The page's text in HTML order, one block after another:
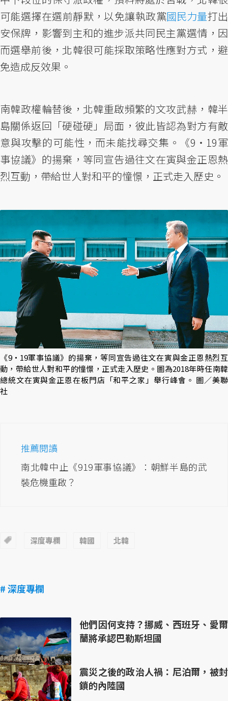
可能選擇在選前靜默，以免讓執政黨國民力量打出
安保牌，影響到主和的進步派共同民主黨選情，因
而選舉前後，北韓很可能採取策略性應對方式，避
免造成反效果。
南韓政權輪替後，北韓重啟頻繁的文攻武赫，韓半
島關係返回「硬碰硬」局面，彼此皆認為對方有敵
意與攻擊的可能性，而未能找尋交集。《9‧19軍
事協議》的揚棄，等同宣告過往文在寅與金正恩熱
烈互動，帶給世人對和平的憧憬，正式走入歷史。
《9‧19軍事協議》的揚棄，等同宣告過往文在寅與金正恩熱烈互
動，帶給世人對和平的憧憬，正式走入歷史。圖為2018年時任南韓
總統文在寅與金正恩在板門店「和平之家」舉行峰會。 圖／美聯
社
推薦閱讀
南北韓中止《919軍事協議》：朝鮮半島的武
裝危機重啟？
深度專欄 韓國 北韓
# 深度專欄
他們因何支持？挪威、西班牙、愛爾
蘭將承認巴勒斯坦國
震災之後的政治人禍：尼泊爾，被封
鎖的內陸國